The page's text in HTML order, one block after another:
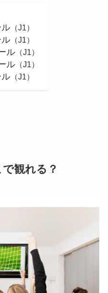
ル（J1）
ル（J1）
ル（J1）
ル（J1）
ル（J1）
観れる？